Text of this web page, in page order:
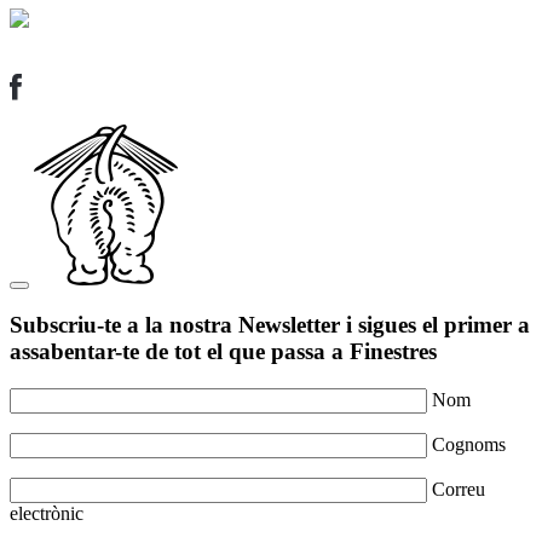
Subscriu-te a la nostra Newsletter i sigues el primer a
assabentar-te de tot el que passa a Finestres
Nom
Cognoms
Correu
electrònic